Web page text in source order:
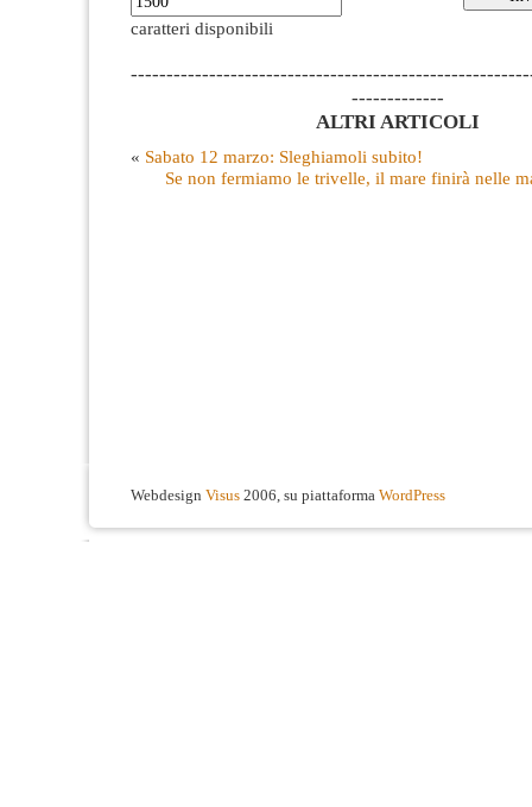
caratteri disponibili
-------------
ALTRI ARTICOLI
« Sabato 12 marzo: Sleghiamoli subito!
Se non fermiamo le trivelle, il mare finirà nelle
Webdesign Visus 2006, su piattaforma WordPress